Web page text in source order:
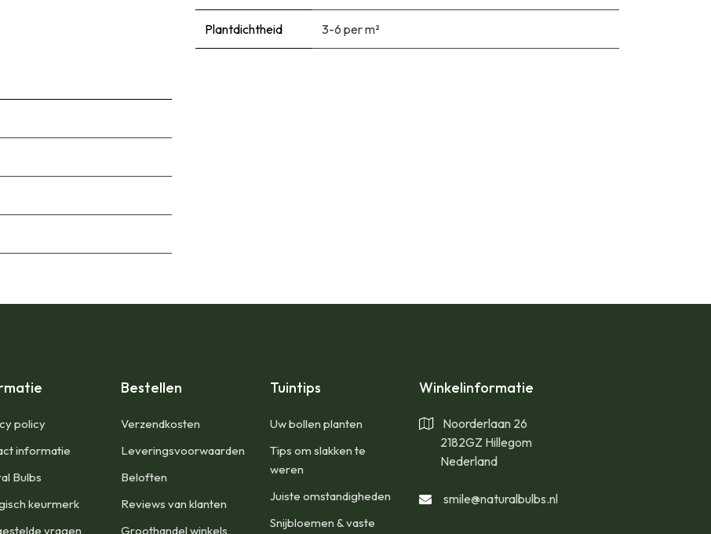
Plantdichtheid 3-6 per m²
policy
informatie
Bulbs
keurmerk
vragen
Bestellen
​Verzendkosten
Leveringsvoorwaarden
Beloften
Reviews van klanten
Groothandel winkels
Tuintips
Uw bollen planten
Tips om slakken te
weren
Juiste omstandigheden
Snijbloemen & vaste
Winkelinformatie
Noorderlaan 26
2182GZ Hillegom
Nederland
smile@naturalbulbs.nl